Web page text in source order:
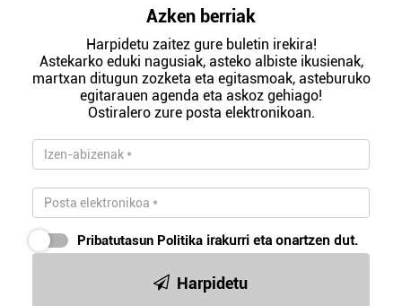
Azken berriak
Harpidetu zaitez gure buletin irekira!
Astekarko eduki nagusiak, asteko albiste ikusienak,
martxan ditugun zozketa eta egitasmoak, asteburuko
egitarauen agenda eta askoz gehiago!
Ostiralero zure posta elektronikoan.
Pribatutasun Politika irakurri eta onartzen dut.
Harpidetu